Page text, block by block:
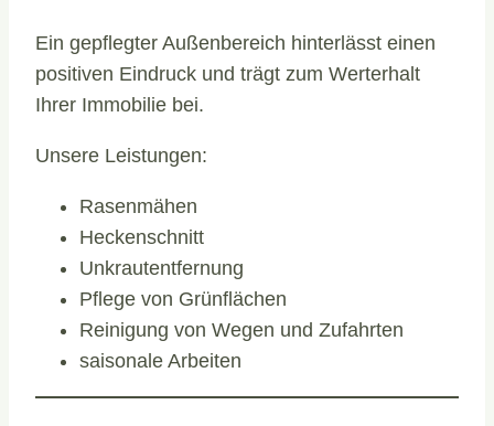
Ein gepflegter Außenbereich hinterlässt einen
positiven Eindruck und trägt zum Werterhalt
Ihrer Immobilie bei.
Unsere Leistungen:
Rasenmähen
Heckenschnitt
Unkrautentfernung
Pflege von Grünflächen
Reinigung von Wegen und Zufahrten
saisonale Arbeiten